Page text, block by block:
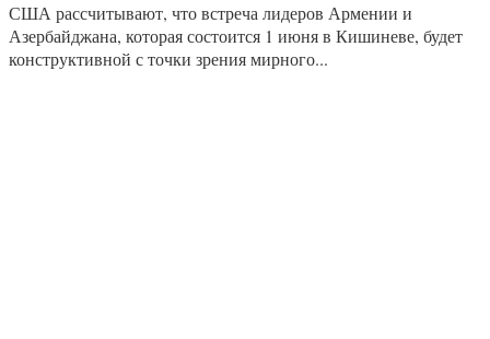
США рассчитывают, что встреча лидеров Армении и
Азербайджана, которая состоится 1 июня в Кишиневе, будет
конструктивной с точки зрения мирного...